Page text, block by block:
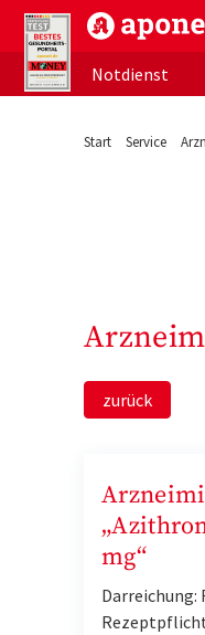
aponet.de -
Notdienst
Start Service
zurück
mg“